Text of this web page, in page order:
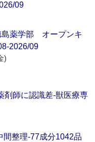
09
薬学部 オープンキ
2026/09
)
剤師に認識差‐獣医療専
間整理‐77成分1042品